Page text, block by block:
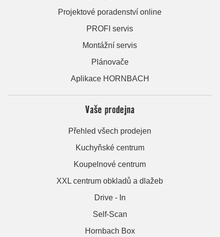
Projektové poradenství online
PROFI servis
Montážní servis
Plánovače
Aplikace HORNBACH
Vaše prodejna
Přehled všech prodejen
Kuchyňské centrum
Koupelnové centrum
XXL centrum obkladů a dlažeb
Drive - In
Self-Scan
Hornbach Box